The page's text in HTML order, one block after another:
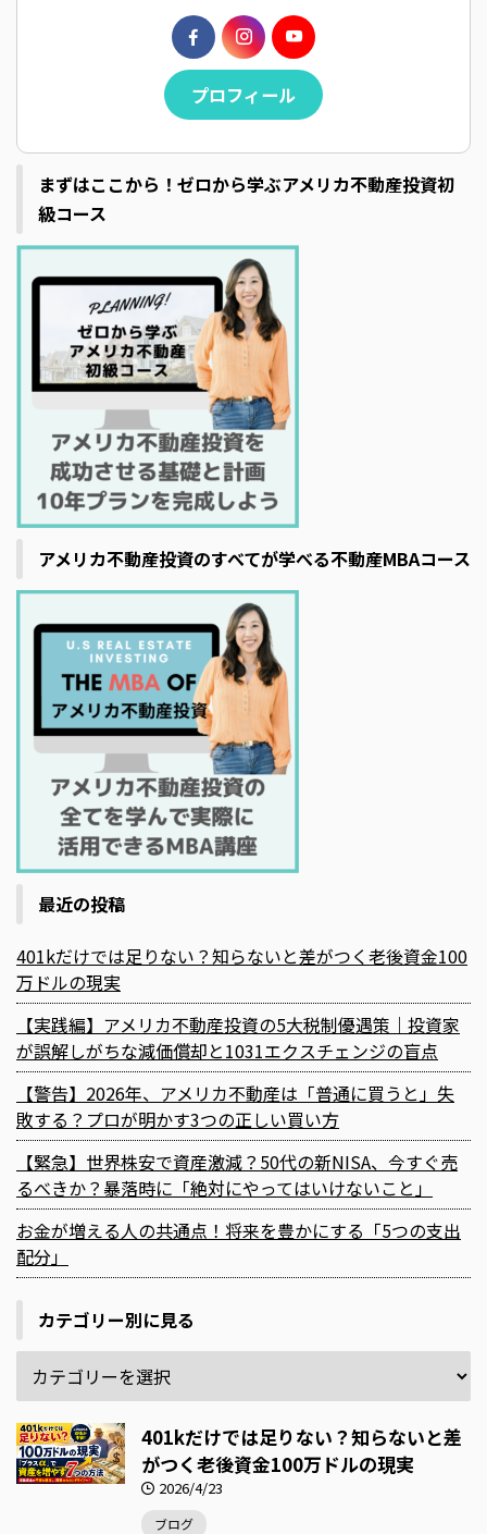
プロフィール
まずはここから！ゼロから学ぶアメリカ不動産投資初
級コース
アメリカ不動産投資のすべてが学べる不動産MBAコース
最近の投稿
401kだけでは足りない？知らないと差がつく老後資金100
万ドルの現実
【実践編】アメリカ不動産投資の5大税制優遇策｜投資家
が誤解しがちな減価償却と1031エクスチェンジの盲点
【警告】2026年、アメリカ不動産は「普通に買うと」失
敗する？プロが明かす3つの正しい買い方
【緊急】世界株安で資産激減？50代の新NISA、今すぐ売
るべきか？暴落時に「絶対にやってはいけないこと」
お金が増える人の共通点！将来を豊かにする「5つの支出
配分」
カテゴリー別に見る
401kだけでは足りない？知らないと差
がつく老後資金100万ドルの現実
2026/4/23
ブログ